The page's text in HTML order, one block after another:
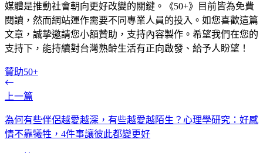
媒體是推動社會朝向更好改變的關鍵。《50+》目前皆為免費
閱讀，然而網站運作需要不同專業人員的投入。如您喜歡這篇
文章，誠摯邀請您小額贊助，支持內容製作。希望我們在您的
支持下，能持續對台灣熟齡生活有正向啟發、給予人盼望！
贊助50+
上一篇
為何有些伴侶越愛越深，有些越愛越陌生？心理學研究：好感
情不靠犧牲，4件事讓彼此都變更好